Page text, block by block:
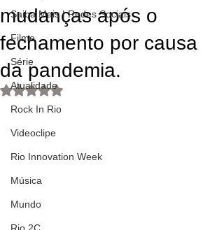
Saiba Mais | Redes Sociais
Filme
Série
Atualidade
Rock In Rio
Videoclipe
Rio Innovation Week
Música
Mundo
mudanças após o
fechamento por causa
da pandemia.
Avaliado com NaN de 5 estrelas.